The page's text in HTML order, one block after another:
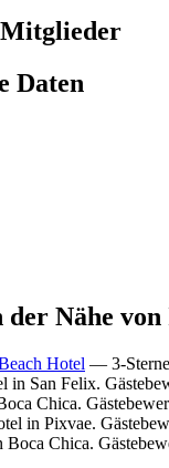
Daten
Nähe
Hotel — 3-
in San Felix.
Chica.
in Pixvae.
Chica.